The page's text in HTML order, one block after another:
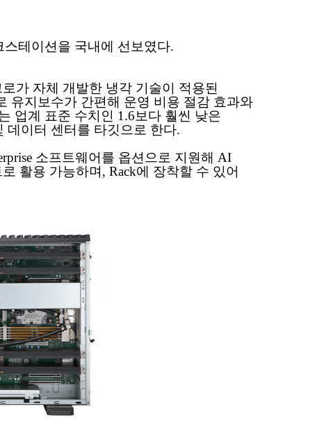
테이션을 국내에 선보였다.
가 자체 개발한 냉각 기술이 적용된
유지보수가 간편해 운영 비용 절감 효과와
업계 표준 수치인 1.6보다 훨씬 낮은
데이터 센터를 타깃으로 한다.
소프트웨어를 옵션으로 지원해 AI
활용 가능하며, Rack에 장착할 수 있어